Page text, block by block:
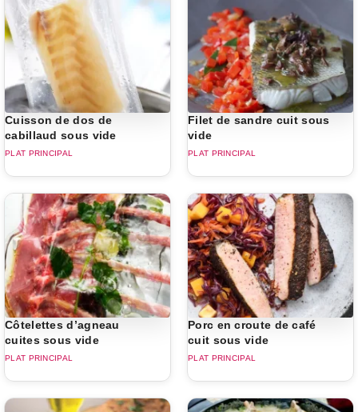
Cuisson de dos de
cabillaud sous vide
PLAT PRINCIPAL
Filet de sandre cuit sous
vide
PLAT PRINCIPAL
Côtelettes d’agneau
cuites sous vide
PLAT PRINCIPAL
Porc en croute de café
cuit sous vide
PLAT PRINCIPAL